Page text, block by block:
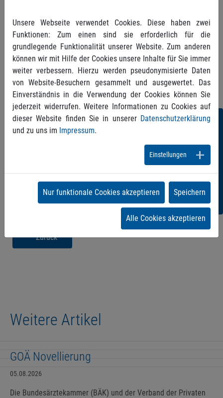
HIER gehts zur Anmeldung!
Folgen
Sie
uns!
Zurück
Weitere Artikel
GOÄ Novellierung
05.08.2026
Die Bundesärztekammer (BÄK) und der Verband der Privaten
Unsere Webseite verwendet Cookies. Diese haben zwei
Funktionen: Zum einen sind sie erforderlich für die
grundlegende Funktionalität unserer Website. Zum anderen
können wir mit Hilfe der Cookies unsere Inhalte für Sie immer
weiter verbessern. Hierzu werden pseudonymisierte Daten
von Website-Besuchern gesammelt und ausgewertet. Das
Einverständnis in die Verwendung der Cookies können Sie
jederzeit widerrufen. Weitere Informationen zu Cookies auf
dieser Website finden Sie in unserer Datenschutzerklärung
und zu uns im Impressum.
Einstellungen
Nur funktionale Cookies akzeptieren Speichern
Alle Cookies akzeptieren